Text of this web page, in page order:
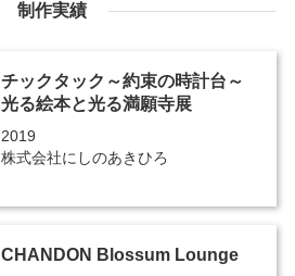
制作実績
チックタック～約束の時計台～
光る絵本と光る満願寺展
2019
株式会社にしのあきひろ
CHANDON Blossum Lounge